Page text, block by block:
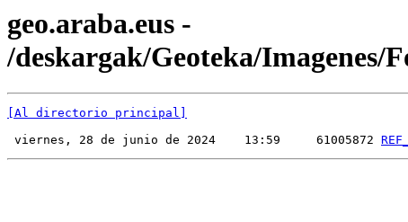
geo.araba.eus -
/deskargak/Geoteka/Imagenes/
[Al directorio principal]
viernes, 28 de junio de 2024    13:59     61005872